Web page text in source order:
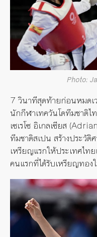
Photo:
7 วินาทีสุดท้ายก่อนหมดเ
นักกีฬาเทควันโดทีมชาติไ
เซเรโซ อิเกลเซียส
ทีมชาติสเปน สร้างประวั
เหรียญแรกให้ประเทศไท
คนแรกที่ได้รับเหรียญทอง